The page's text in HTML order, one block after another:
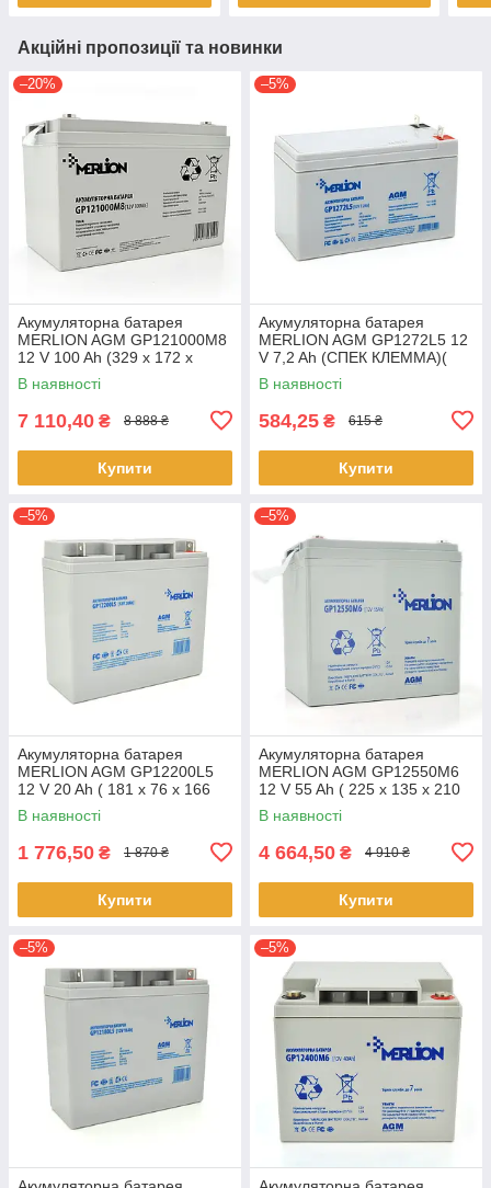
Акційні пропозиції та новинки
–20%
Акумуляторна батарея
MERLION AGM GP121000M8
12 V 100 Ah (329 x 172 x
218), 28.1 kg White Q36
В наявності
7 110,40 ₴ 8 888 ₴
Купити
–5%
Акумуляторна батарея
MERLION AGM GP1272L5 12
V 7,2 Ah (СПЕК КЛЕММА)(
150 x 65 x 95 (100)) White
Q10
В наявності
584,25 ₴ 615 ₴
Купити
–5%
Акумуляторна батарея
MERLION AGM GP12200L5
12 V 20 Ah ( 181 x 76 x 166
(168) ), 5,4 kg Q4/192
В наявності
1 776,50 ₴ 1 870 ₴
Купити
–5%
Акумуляторна батарея
MERLION AGM GP12550M6
12 V 55 Ah ( 225 x 135 x 210
(215) ), 14.1 kg Q1/48
В наявності
4 664,50 ₴ 4 910 ₴
Купити
–5% –5%